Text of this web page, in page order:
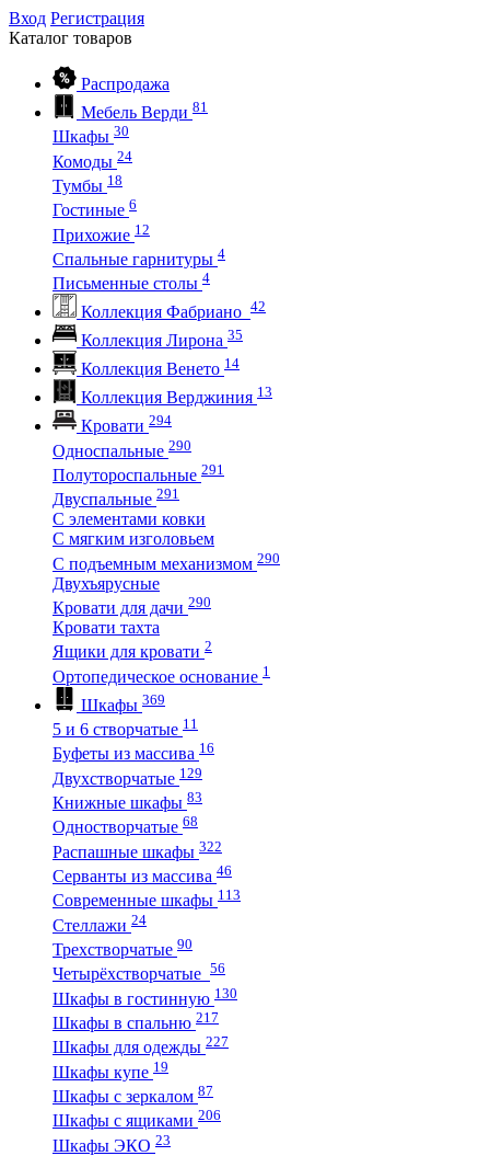
Вход Регистрация
Каталог товаров
Распродажа
Мебель Верди 81
Шкафы 30
Комоды 24
Тумбы 18
Гостиные 6
Прихожие 12
Спальные гарнитуры 4
Письменные столы 4
Коллекция Фабриано 42
Коллекция Лирона 35
Коллекция Венето 14
Коллекция Верджиния 13
Кровати 294
Односпальные 290
Полутороспальные 291
Двуспальные 291
С элементами ковки
С мягким изголовьем
С подъемным механизмом 290
Двухъярусные
Кровати для дачи 290
Кровати тахта
Ящики для кровати 2
Ортопедическое основание 1
Шкафы 369
5 и 6 створчатые 11
Буфеты из массива 16
Двухстворчатые 129
Книжные шкафы 83
Одностворчатые 68
Распашные шкафы 322
Серванты из массива 46
Современные шкафы 113
Стеллажи 24
Трехстворчатые 90
Четырёхстворчатые 56
Шкафы в гостинную 130
Шкафы в спальню 217
Шкафы для одежды 227
Шкафы купе 19
Шкафы с зеркалом 87
Шкафы с ящиками 206
Шкафы ЭКО 23